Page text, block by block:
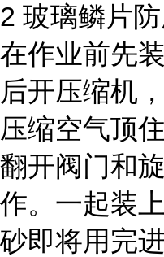
2 玻璃鳞片
在作业前先
后开压缩机
压缩空气顶
翻开阀门和
作。一起装
砂即将用完